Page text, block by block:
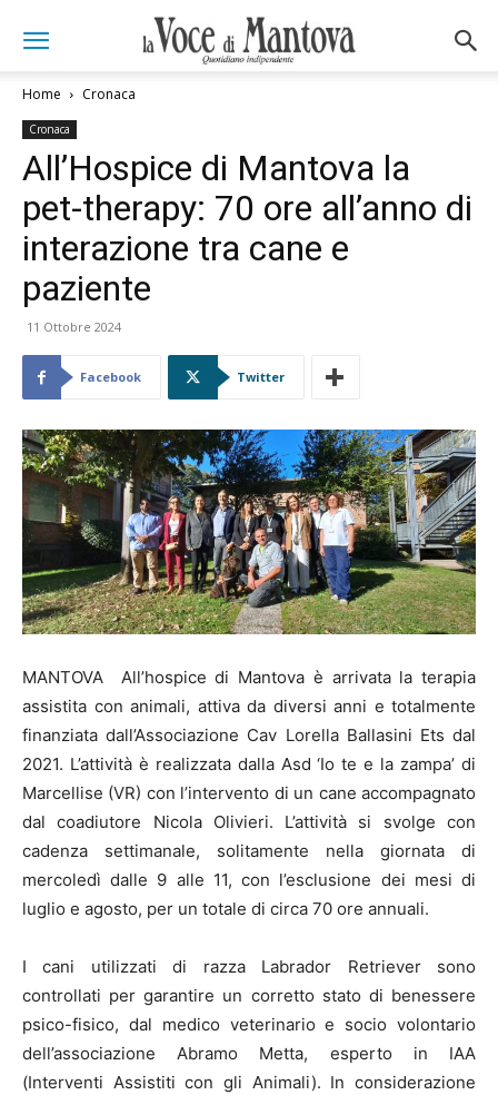
Home Cronaca
Cronaca
All’Hospice di Mantova la
pet-therapy: 70 ore all’anno di
interazione tra cane e
paziente
11 Ottobre 2024
Facebook Twitter
MANTOVA All’hospice di Mantova è arrivata la terapia
assistita con animali, attiva da diversi anni e totalmente
finanziata dall’Associazione Cav Lorella Ballasini Ets dal
2021. L’attività è realizzata dalla Asd ‘Io te e la zampa’ di
Marcellise (VR) con l’intervento di un cane accompagnato
dal coadiutore Nicola Olivieri. L’attività si svolge con
cadenza settimanale, solitamente nella giornata di
mercoledì dalle 9 alle 11, con l’esclusione dei mesi di
luglio e agosto, per un totale di circa 70 ore annuali.
I cani utilizzati di razza Labrador Retriever sono
controllati per garantire un corretto stato di benessere
psico-fisico, dal medico veterinario e socio volontario
dell’associazione Abramo Metta, esperto in IAA
(Interventi Assistiti con gli Animali). In considerazione